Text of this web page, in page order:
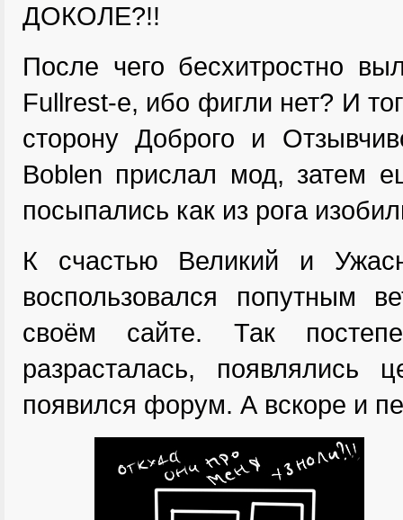
ДОКОЛЕ?!!
После чего бесхитростно
Fullrest-e, ибо фигли нет? И
сторону Доброго и
Boblen прислал мод, затем
посыпались как из рога
К счастью Великий и
воспользовался попутным
своём сайте. Так
разрасталась,
появился форум. А вскоре и